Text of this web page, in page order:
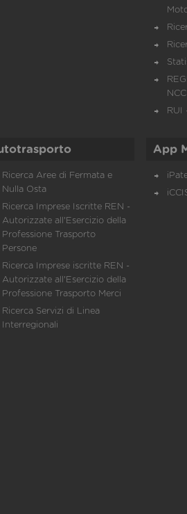
RUI
Ricerca Aree di Fermata e
Nulla Osta
Ricerca Imprese Iscritte REN -
Autorizzate all'Esercizio della
Professione Trasporto
Persone
Ricerca Imprese iscritte REN -
Autorizzate all'Esercizio della
Professione Trasporto Merci
Ricerca Servizi di Linea
Interregionali
App